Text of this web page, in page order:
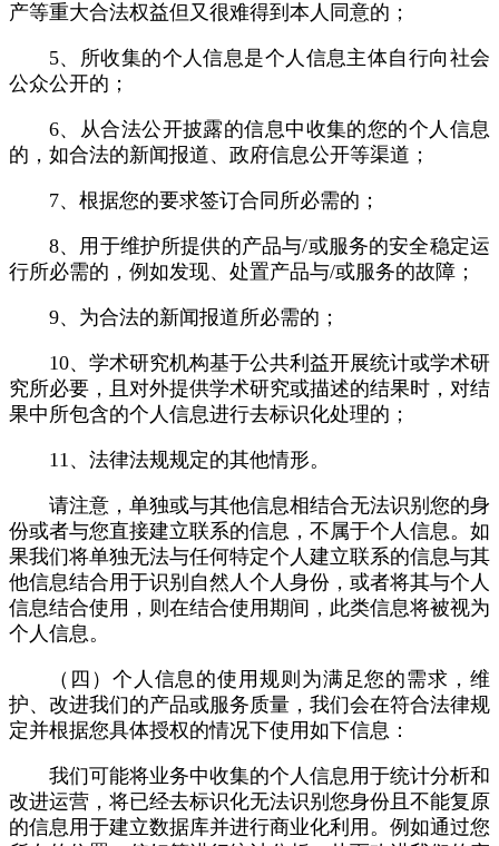
产等重大合法权益但又很难得到本人同意的；
5、所收集的个人信息是个人信息主体自行向社会
公众公开的；
6、从合法公开披露的信息中收集的您的个人信息
的，如合法的新闻报道、政府信息公开等渠道；
7、根据您的要求签订合同所必需的；
8、用于维护所提供的产品与/或服务的安全稳定运
行所必需的，例如发现、处置产品与/或服务的故障；
9、为合法的新闻报道所必需的；
10、学术研究机构基于公共利益开展统计或学术研
究所必要，且对外提供学术研究或描述的结果时，对结
果中所包含的个人信息进行去标识化处理的；
11、法律法规规定的其他情形。
请注意，单独或与其他信息相结合无法识别您的身
份或者与您直接建立联系的信息，不属于个人信息。如
果我们将单独无法与任何特定个人建立联系的信息与其
他信息结合用于识别自然人个人身份，或者将其与个人
信息结合使用，则在结合使用期间，此类信息将被视为
个人信息。
（四）个人信息的使用规则为满足您的需求，维
护、改进我们的产品或服务质量，我们会在符合法律规
定并根据您具体授权的情况下使用如下信息：
我们可能将业务中收集的个人信息用于统计分析和
改进运营，将已经去标识化无法识别您身份且不能复原
的信息用于建立数据库并进行商业化利用。例如通过您